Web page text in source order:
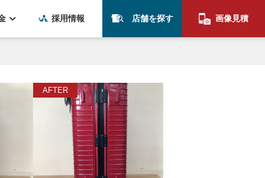
採用情報 店舗を探す 画像見積